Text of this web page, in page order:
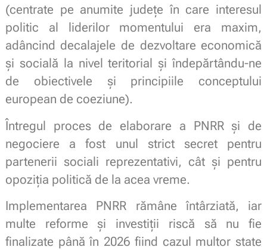
(centrate pe anumite județe în care interesul
politic al liderilor momentului era maxim,
adâncind decalajele de dezvoltare economică
și socială la nivel teritorial și îndepărtându-ne
de obiectivele și principiile conceptului
european de coeziune).
Întregul proces de elaborare a PNRR și de
negociere a fost unul strict secret pentru
partenerii sociali reprezentativi, cât și pentru
opoziția politică de la acea vreme.
Implementarea PNRR rămâne întârziată, iar
multe reforme și investiții riscă să nu fie
finalizate până în 2026 fiind cazul multor state